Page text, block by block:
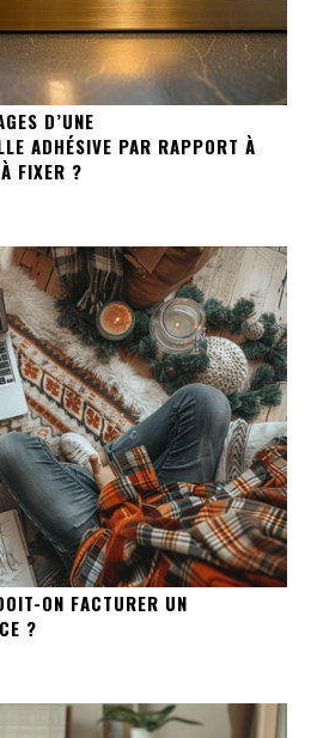
D’UNE
ADHÉSIVE PAR RAPPORT À
FIXER ?
ON FACTURER UN
?